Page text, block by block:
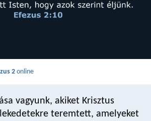
2 online
vagyunk, akiket Krisztus
teremtett, amelyeket